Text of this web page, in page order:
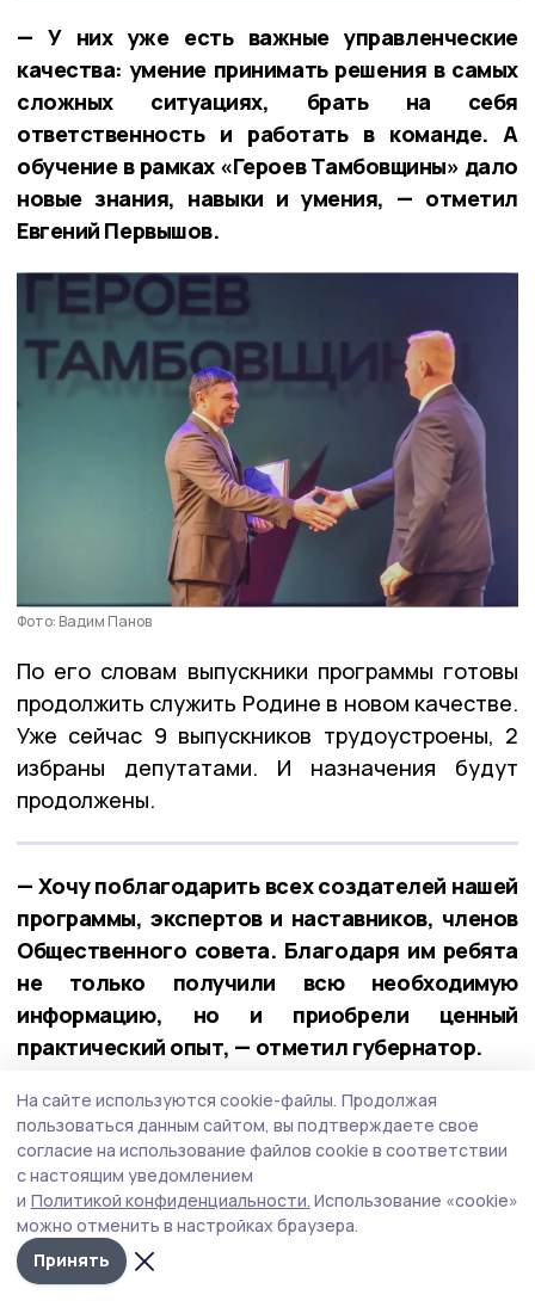
— У них уже есть важные управленческие
качества: умение принимать решения в самых
сложных ситуациях, брать на себя
ответственность и работать в команде. А
обучение в рамках «Героев Тамбовщины» дало
новые знания, навыки и умения, — отметил
Евгений Первышов.
Фото: Вадим Панов
По его словам выпускники программы готовы
продолжить служить Родине в новом качестве.
Уже сейчас 9 выпускников трудоустроены, 2
избраны депутатами. И назначения будут
продолжены.
— Хочу поблагодарить всех создателей нашей
программы, экспертов и наставников, членов
Общественного совета. Благодаря им ребята
не только получили всю необходимую
информацию, но и приобрели ценный
практический опыт, — отметил губернатор.
Сохранение исторической памяти
Глава области в завершение недели провёл
первое заседание Попечительского совета
регионального отделения Российского
военно-исторического общества в Тамбовской
области. В апреле председатель РВИО
На сайте используются cookie-файлы. Продолжая
пользоваться данным сайтом, вы подтверждаете свое
согласие на использование файлов cookie в соответствии
с настоящим уведомлением
и Политикой конфиденциальности. Использование «cookie»
можно отменить в настройках браузера.
Принять